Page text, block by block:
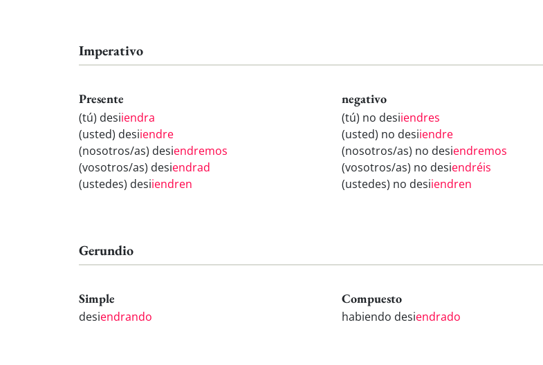
Imperativo
Presente
(tú) desiiendra
(usted) desiiendre
(nosotros/as) desiendremos
(vosotros/as) desiendrad
(ustedes) desiiendren
negativo
(tú) no desiiendres
(usted) no desiiendre
(nosotros/as) no desiendremos
(vosotros/as) no desiendréis
(ustedes) no desiiendren
Gerundio
Simple
desiendrando
Compuesto
habiendo desiendrado